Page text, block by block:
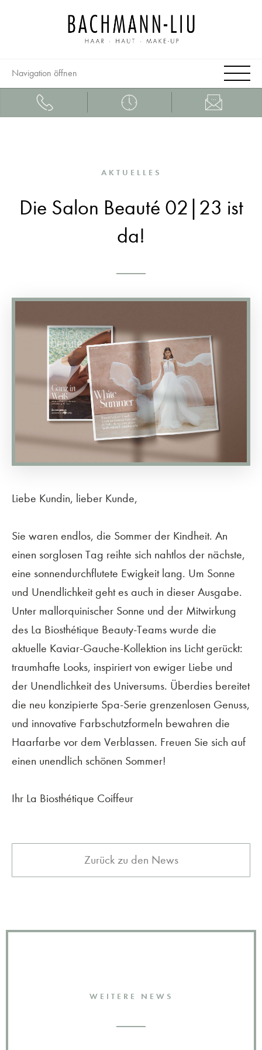
Navigation öffnen
AKTUELLES
Die Salon Beauté 02|23 ist
da!
Liebe Kundin, lieber Kunde,
Sie waren endlos, die Sommer der Kindheit. An
einen sorglosen Tag reihte sich nahtlos der nächste,
eine sonnendurchflutete Ewigkeit lang. Um Sonne
und Unendlichkeit geht es auch in dieser Ausgabe.
Unter mallorquinischer Sonne und der Mitwirkung
des La Biosthétique Beauty-Teams wurde die
aktuelle Kaviar-Gauche-Kollektion ins Licht gerückt:
traumhafte Looks, inspiriert von ewiger Liebe und
der Unendlichkeit des Universums. Überdies bereitet
die neu konzipierte Spa-Serie grenzenlosen Genuss,
und innovative Farbschutzformeln bewahren die
Haarfarbe vor dem Verblassen. Freuen Sie sich auf
einen unendlich schönen Sommer!
Ihr La Biosthétique Coiffeur
Zurück zu den News
WEITERE NEWS